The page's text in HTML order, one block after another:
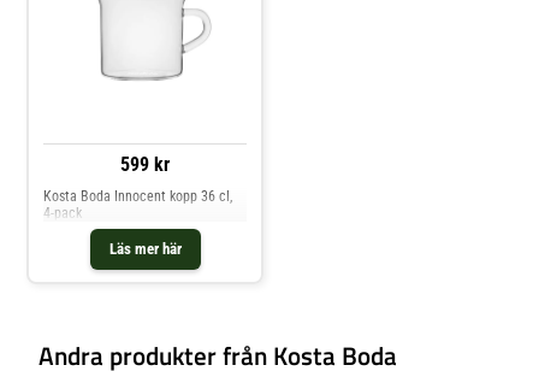
599 kr
Läs mer här
Kosta Boda Innocent kopp 36 cl,
4-pack
Andra produkter från Kosta Boda